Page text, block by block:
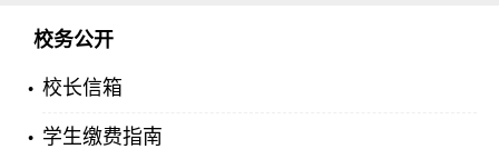
校务公开
校长信箱
学生缴费指南